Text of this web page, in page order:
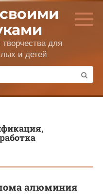
для
и детей
алюминия